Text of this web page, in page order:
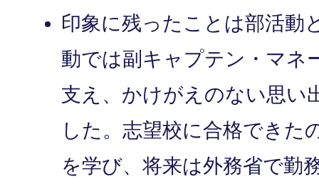
印象に残ったことは部活動
動では副キャプテン・マネ
支え、かけがえのない思い
した。志望校に合格できた
を学び、将来は外務省で勤